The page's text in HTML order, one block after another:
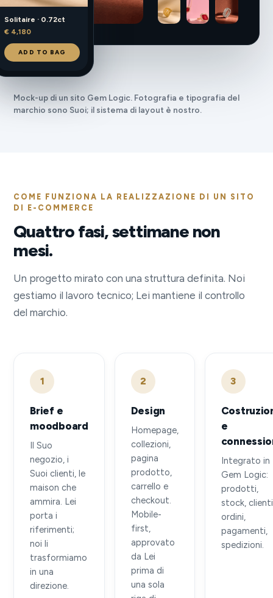
Solitaire · 0.72ct
€ 4,180
ADD TO BAG
Mock-up di un sito Gem Logic. Fotografia e tipografia del
marchio sono Suoi; il sistema di layout è nostro.
COME FUNZIONA LA REALIZZAZIONE DI UN SITO
DI E-COMMERCE
Quattro fasi, settimane non
mesi.
Un progetto mirato con una struttura definita. Noi
gestiamo il lavoro tecnico; Lei mantiene il controllo
del marchio.
1
Brief e
moodboard
Il Suo
negozio, i
Suoi clienti, le
maison che
ammira. Lei
porta i
riferimenti;
noi li
trasformiamo
in una
direzione.
2
Design
Homepage,
collezioni,
pagina
prodotto,
carrello e
checkout.
Mobile-
first,
approvato
da Lei
prima di
una sola
3
e
Integrato in
Gem Logic:
prodotti,
stock,
ordini,
pagamenti,
spedizioni.